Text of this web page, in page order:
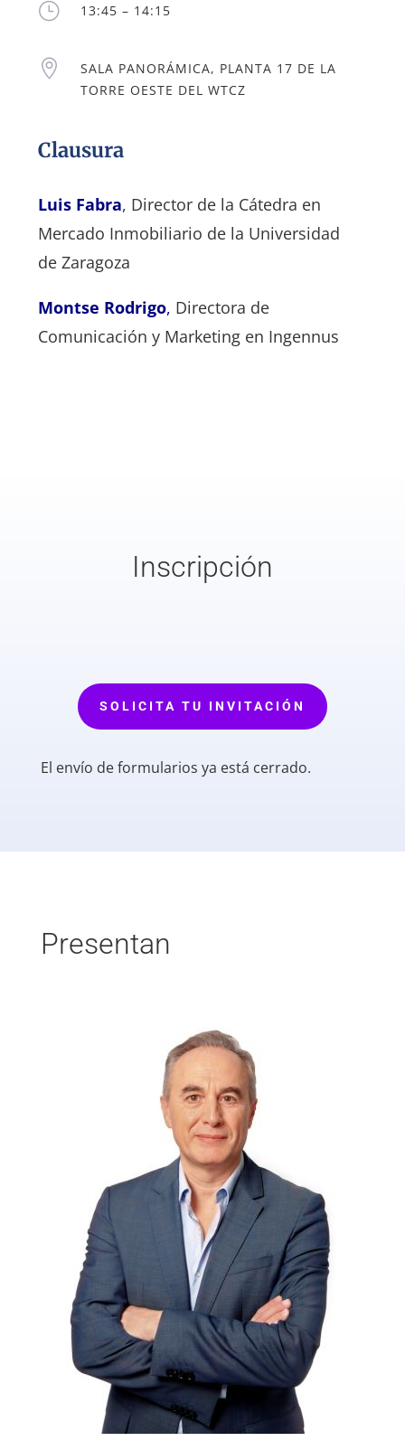
} 13:45 – 14:15

SALA PANORÁMICA, PLANTA 17 DE LA
TORRE OESTE DEL WTCZ
Clausura
Luis Fabra, Director de la Cátedra en
Mercado Inmobiliario de la Universidad
de Zaragoza
Montse Rodrigo, Directora de
Comunicación y Marketing en Ingennus
Inscripción
SOLICITA TU INVITACIÓN
El envío de formularios ya está cerrado.
Presentan